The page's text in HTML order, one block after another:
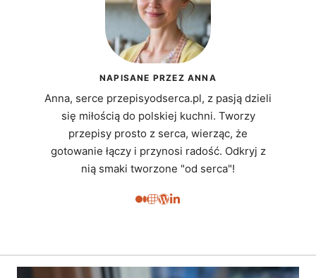
NAPISANE PRZEZ ANNA
Anna, serce przepisyodserca.pl, z pasją dzieli
się miłością do polskiej kuchni. Tworzy
przepisy prosto z serca, wierząc, że
gotowanie łączy i przynosi radość. Odkryj z
nią smaki tworzone "od serca"!